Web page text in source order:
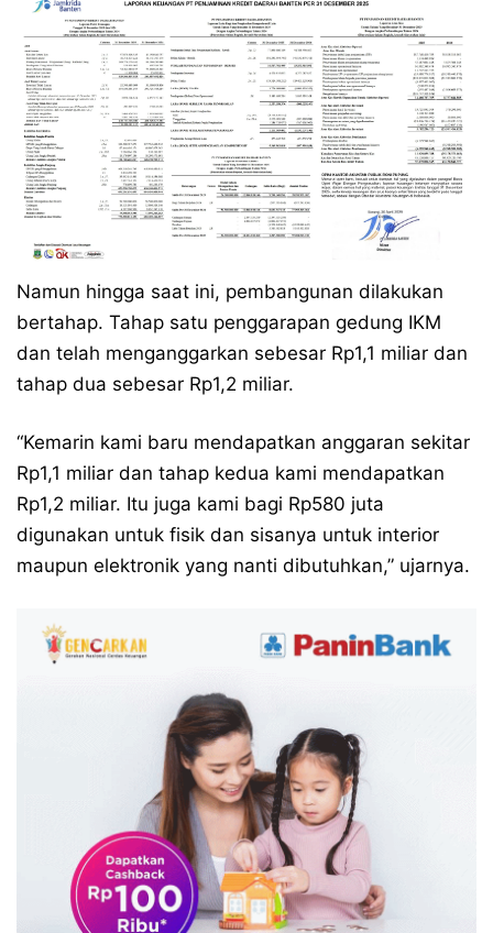
Namun hingga saat ini, pembangunan dilakukan
bertahap. Tahap satu penggarapan gedung IKM
dan telah menganggarkan sebesar Rp1,1 miliar dan
tahap dua sebesar Rp1,2 miliar.
“Kemarin kami baru mendapatkan anggaran sekitar
Rp1,1 miliar dan tahap kedua kami mendapatkan
Rp1,2 miliar. Itu juga kami bagi Rp580 juta
digunakan untuk fisik dan sisanya untuk interior
maupun elektronik yang nanti dibutuhkan,” ujarnya.